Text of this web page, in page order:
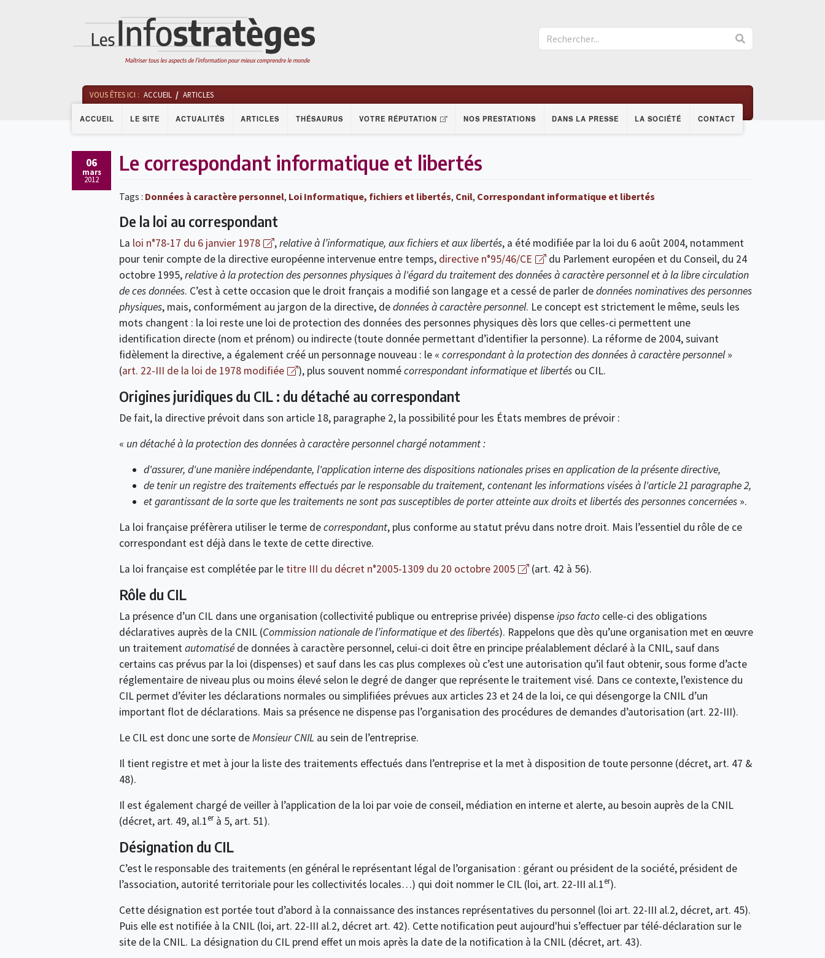
ACCUEIL LE SITE ACTUALITÉS ARTICLES THÉSAURUS VOTRE RÉPUTATION NOS PRESTATIONS DANS LA PRESSE LA SOCIÉTÉ CONTACT
VOUS ÊTES ICI : ACCUEIL ARTICLES
06
mars
2012
Le correspondant informatique et libertés
Tags : Données à caractère personnel, Loi Informatique, fichiers et libertés, Cnil, Correspondant informatique et libertés
De la loi au correspondant
La loi n°78-17 du 6 janvier 1978 ,relative à l’informatique, aux fichiers et aux libertés, a été modifiée par la loi du 6 août 2004, notamment
pour tenir compte de la directive européenne intervenue entre temps, directive n°95/46/CE
du Parlement européen et du Conseil, du 24
octobre 1995,relative à la protection des personnes physiques à l'égard du traitement des données à caractère personnel et à la libre circulation
de ces données. C’est à cette occasion que le droit français a modifié son langage et a cessé de parler dedonnées nominatives des personnes
physiques, mais, conformément au jargon de la directive, dedonnées à caractère personnel. Le concept est strictement le même, seuls les
mots changent : la loi reste une loi de protection des données des personnes physiques dès lors que celles-ci permettent une
identification directe (nom et prénom) ou indirecte (toute donnée permettant d’identifier la personne). La réforme de 2004, suivant
fidèlement la directive, a également créé un personnage nouveau : le « correspondant à la protection des données à caractère personnel»
(art. 22-III de la loi de 1978 modifiée ), plus souvent nommécorrespondant informatique et libertésou CIL.
Origines juridiques du CIL : du détaché au correspondant
De fait, la directive prévoit dans son article 18, paragraphe 2, la possibilité pour les États membres de prévoir :
« un détaché à la protection des données à caractère personnel chargé notamment :
d'assurer, d'une manière indépendante, l'application interne des dispositions nationales prises en application de la présente directive,
de tenir un registre des traitements effectués par le responsable du traitement, contenant les informations visées à l'article 21 paragraphe 2,
et garantissant de la sorte que les traitements ne sont pas susceptibles de porter atteinte aux droits et libertés des personnes concernées».
La loi française préfèrera utiliser le terme decorrespondant, plus conforme au statut prévu dans notre droit. Mais l’essentiel du rôle de ce
correspondant est déjà dans le texte de cette directive.
La loi française est complétée par le titre III du décret n°2005-1309 du 20 octobre 2005 (art. 42 à 56).
Rôle du CIL
La présence d’un CIL dans une organisation (collectivité publique ou entreprise privée) dispenseipso factocelle-ci des obligations
déclaratives auprès de la CNIL (Commission nationale de l’informatique et des libertés). Rappelons que dès qu’une organisation met en œuvre
un traitementautomatisé de données à caractère personnel, celui-ci doit être en principe préalablement déclaré à la CNIL, sauf dans
certains cas prévus par la loi (dispenses) et sauf dans les cas plus complexes où c’est une autorisation qu’il faut obtenir, sous forme d’acte
réglementaire de niveau plus ou moins élevé selon le degré de danger que représente le traitement visé. Dans ce contexte, l’existence du
CIL permet d’éviter les déclarations normales ou simplifiées prévues aux articles 23 et 24 de la loi, ce qui désengorge la CNIL d’un
important flot de déclarations. Mais sa présence ne dispense pas l’organisation des procédures de demandes d’autorisation (art. 22-III).
Le CIL est donc une sorte deMonsieur CNIL au sein de l’entreprise.
Il tient registre et met à jour la liste des traitements effectués dans l’entreprise et la met à disposition de toute personne (décret, art. 47 &
48).
Il est également chargé de veiller à l’application de la loi par voie de conseil, médiation en interne et alerte, au besoin auprès de la CNIL
(décret, art. 49, al.1erà 5, art. 51).
Désignation du CIL
C’est le responsable des traitements (en général le représentant légal de l’organisation : gérant ou président de la société, président de
l’association, autorité territoriale pour les collectivités locales…) qui doit nommer le CIL (loi, art. 22-III al.1er).
Cette désignation est portée tout d’abord à la connaissance des instances représentatives du personnel (loi art. 22-III al.2, décret, art. 45).
Puis elle est notifiée à la CNIL (loi, art. 22-III al.2, décret art. 42). Cette notification peut aujourd'hui s’effectuer par télé-déclaration sur le
site de la CNIL. La désignation du CIL prend effet un mois après la date de la notification à la CNIL (décret, art. 43).